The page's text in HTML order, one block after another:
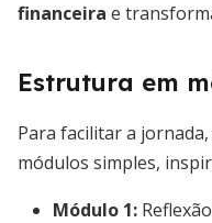
financeira e
Estrutura em
Para facilitar a
módulos simples,
Módulo 1: